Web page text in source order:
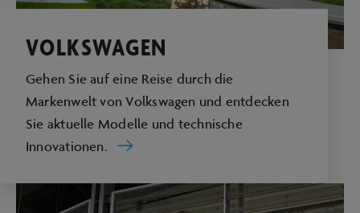
VOLKSWAGEN
Gehen Sie auf eine Reise durch die
Markenwelt von Volkswagen und entdecken
Sie aktuelle Modelle und technische
Innovationen.